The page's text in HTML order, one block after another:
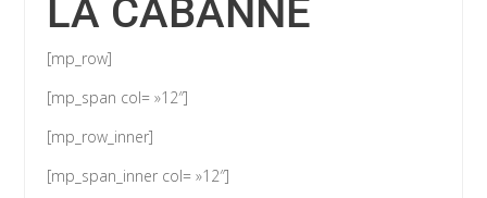
LA CABANNE
[mp_row]
[mp_span col= »12″]
[mp_row_inner]
[mp_span_inner col= »12″]